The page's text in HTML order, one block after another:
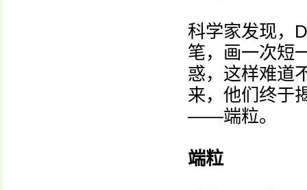
科学家发现，
笔，画一次短
惑，这样难道
来，他们终于
——端粒。
端粒